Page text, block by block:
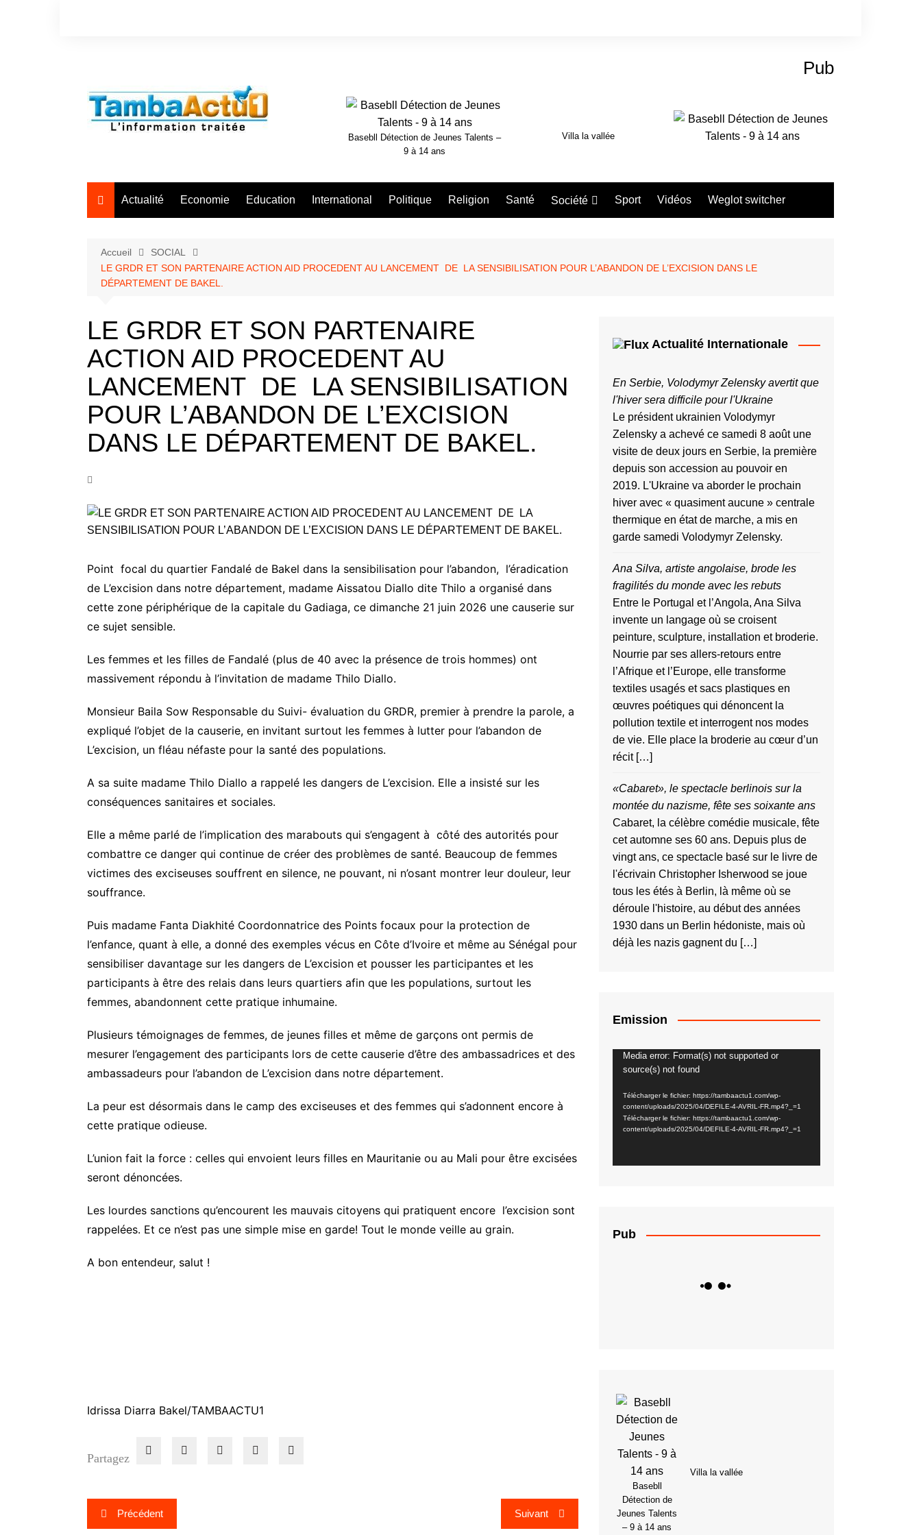
Pub
Basebll Détection de Jeunes Talents –
9 à 14 ans
Villa la vallée
Actualité Economie Education International Politique Religion Santé Société Sport Vidéos Weglot switcher
Accueil
SOCIAL
LE GRDR ET SON PARTENAIRE ACTION AID PROCEDENT AU LANCEMENT DE LA SENSIBILISATION POUR L’ABANDON DE L’EXCISION DANS LE
DÉPARTEMENT DE BAKEL.
LE GRDR ET SON PARTENAIRE
ACTION AID PROCEDENT AU
LANCEMENT DE LA SENSIBILISATION
POUR L’ABANDON DE L’EXCISION
DANS LE DÉPARTEMENT DE BAKEL.
Point focal du quartier Fandalé de Bakel dans la sensibilisation pour l’abandon, l’éradication
de L’excision dans notre département, madame Aissatou Diallo dite Thilo a organisé dans
cette zone périphérique de la capitale du Gadiaga, ce dimanche 21 juin 2026 une causerie sur
ce sujet sensible.
Les femmes et les filles de Fandalé (plus de 40 avec la présence de trois hommes) ont
massivement répondu à l’invitation de madame Thilo Diallo.
Monsieur Baila Sow Responsable du Suivi- évaluation du GRDR, premier à prendre la parole, a
expliqué l’objet de la causerie, en invitant surtout les femmes à lutter pour l’abandon de
L’excision, un fléau néfaste pour la santé des populations.
A sa suite madame Thilo Diallo a rappelé les dangers de L’excision. Elle a insisté sur les
conséquences sanitaires et sociales.
Elle a même parlé de l’implication des marabouts qui s’engagent à côté des autorités pour
combattre ce danger qui continue de créer des problèmes de santé. Beaucoup de femmes
victimes des exciseuses souffrent en silence, ne pouvant, ni n’osant montrer leur douleur, leur
souffrance.
Puis madame Fanta Diakhité Coordonnatrice des Points focaux pour la protection de
l’enfance, quant à elle, a donné des exemples vécus en Côte d’Ivoire et même au Sénégal pour
sensibiliser davantage sur les dangers de L’excision et pousser les participantes et les
participants à être des relais dans leurs quartiers afin que les populations, surtout les
femmes, abandonnent cette pratique inhumaine.
Plusieurs témoignages de femmes, de jeunes filles et même de garçons ont permis de
mesurer l’engagement des participants lors de cette causerie d’être des ambassadrices et des
ambassadeurs pour l’abandon de L’excision dans notre département.
La peur est désormais dans le camp des exciseuses et des femmes qui s’adonnent encore à
cette pratique odieuse.
L’union fait la force : celles qui envoient leurs filles en Mauritanie ou au Mali pour être excisées
seront dénoncées.
Les lourdes sanctions qu’encourent les mauvais citoyens qui pratiquent encore l’excision sont
rappelées. Et ce n’est pas une simple mise en garde! Tout le monde veille au grain.
A bon entendeur, salut !
Idrissa Diarra Bakel/TAMBAACTU1
Partagez
Navigation
Précédent Suivant
Actualité Internationale
En Serbie, Volodymyr Zelensky avertit que
l'hiver sera difficile pour l'Ukraine
Le président ukrainien Volodymyr
Zelensky a achevé ce samedi 8 août une
visite de deux jours en Serbie, la première
depuis ​son accession au pouvoir ‌en
2019. L'Ukraine va aborder le prochain
hiver avec « quasiment aucune » centrale
thermique en état de marche, a mis en
garde samedi Volodymyr Zelensky.
Ana Silva, artiste angolaise, brode les
fragilités du monde avec les rebuts
Entre le Portugal et l’Angola, Ana Silva
invente un langage où se croisent
peinture, sculpture, installation et broderie.
Nourrie par ses allers-retours entre
l’Afrique et l’Europe, elle transforme
textiles usagés et sacs plastiques en
œuvres poétiques qui dénoncent la
pollution textile et interrogent nos modes
de vie. Elle place la broderie au cœur d’un
récit […]
«Cabaret», le spectacle berlinois sur la
montée du nazisme, fête ses soixante ans
Cabaret, la célèbre comédie musicale, fête
cet automne ses 60 ans. Depuis plus de
vingt ans, ce spectacle basé sur le livre de
l'écrivain Christopher Isherwood se joue
tous les étés à Berlin, là même où se
déroule l'histoire, au début des années
1930 dans un Berlin hédoniste, mais où
déjà les nazis gagnent du […]
Emission
Lecteur
vidéo
Media error: Format(s) not supported or
source(s) not found
Télécharger le fichier: https://tambaactu1.com/wp-
content/uploads/2025/04/DEFILE-4-AVRIL-FR.mp4?_=1
Télécharger le fichier: https://tambaactu1.com/wp-
content/uploads/2025/04/DEFILE-4-AVRIL-FR.mp4?_=1
Pub
Basebll
Détection de
Jeunes Talents
– 9 à 14 ans
Villa la vallée